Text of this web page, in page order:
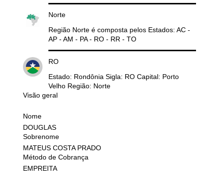
Norte
Região Norte é composta pelos Estados: AC -
AP - AM - PA - RO - RR - TO
RO
Estado: Rondônia Sigla: RO Capital: Porto
Velho Região: Norte
Visão geral
Nome
DOUGLAS
Sobrenome
MATEUS COSTA PRADO
Método de Cobrança
EMPREITA